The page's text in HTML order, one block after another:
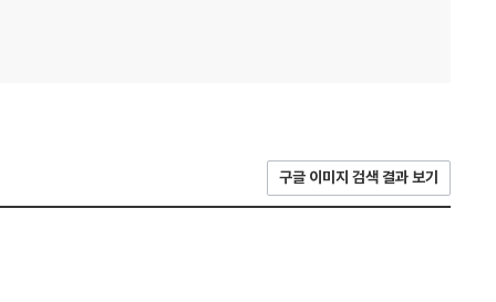
구글 이미지 검색 결과 보기